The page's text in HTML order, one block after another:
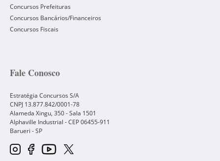
Concursos Prefeituras
Concursos Bancários/Financeiros
Concursos Fiscais
Fale Conosco
Estratégia Concursos S/A
CNPJ 13.877.842/0001-78
Alameda Xingu, 350 - Sala 1501
Alphaville Industrial - CEP06455-911
Barueri -SP